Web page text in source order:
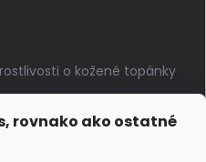
rovnako ako ostatné
o kožené topánky
vôňa pravej kože, dotyk